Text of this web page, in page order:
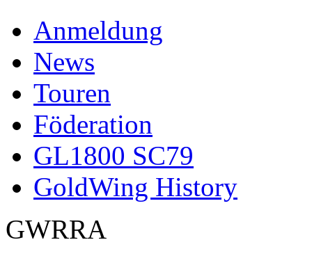
Anmeldung
News
Touren
Föderation
GL1800 SC79
GoldWing History
GWRRA